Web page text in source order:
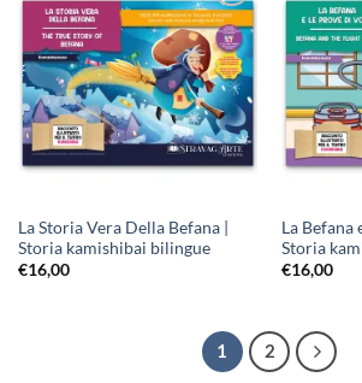
Aggiungi
alla lista
dei
desideri
La Storia Vera Della Befana |
Storia kamishibai bilingue
€16,00
La Befana
Storia
€16,00
1 2